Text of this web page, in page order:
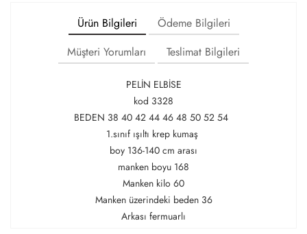
Ürün Bilgileri
Ödeme Bilgileri
Müşteri Yorumları
Teslimat Bilgileri
PELİN ELBİSE
kod 3328
BEDEN 38 40 42 44 46 48 50 52 54
1.sınıf ışıltı krep kumaş
boy 136-140 cm arası
manken boyu 168
Manken kilo 60
Manken üzerindeki beden 36
Arkası fermuarlı